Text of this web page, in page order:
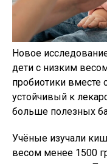
Новое
дети с низким
пробиотики вместе
устойчивый к
больше полезных
Учёные изучали
весом менее 1500